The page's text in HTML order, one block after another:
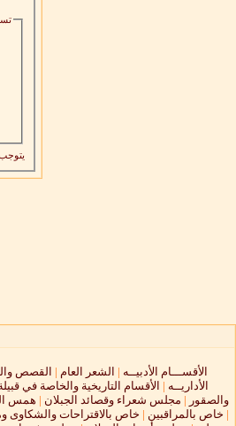
الأقســـام الأدبيــه | الشعر العام | القصص
الأداريــه | الأقسام التاريخية والخاصة في
والصقور | مجلس شعراء وقصائد الجبلان | همس
| خاص بالمراقبين | خاص بالاقتراحات والشكاوى